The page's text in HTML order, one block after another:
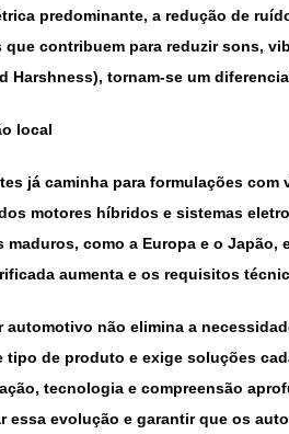
predominante, a redução de
contribuem para reduzir sons,
Harshness), tornam-se um
local
já caminha para formulações com
motores híbridos e sistemas
como a Europa e o
aumenta e os requisitos
automotivo não elimina a
de produto e exige soluções
tecnologia e compreensão
essa evolução e garantir que os